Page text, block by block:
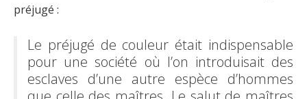
préjugé :
Le préjugé de couleur était indispensable
pour une société où l’on introduisait des
esclaves d’une autre espèce d’hommes